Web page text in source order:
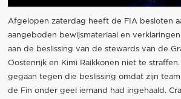
Afgelopen zaterdag heeft de FIA besloten
aangeboden bewijsmateriaal en
aan de beslissing van de stewards van de
Oostenrijk en Kimi Raikkonen niet te
gegaan tegen die beslissing omdat zijn
de Fin onder geel iemand had ingehaald.